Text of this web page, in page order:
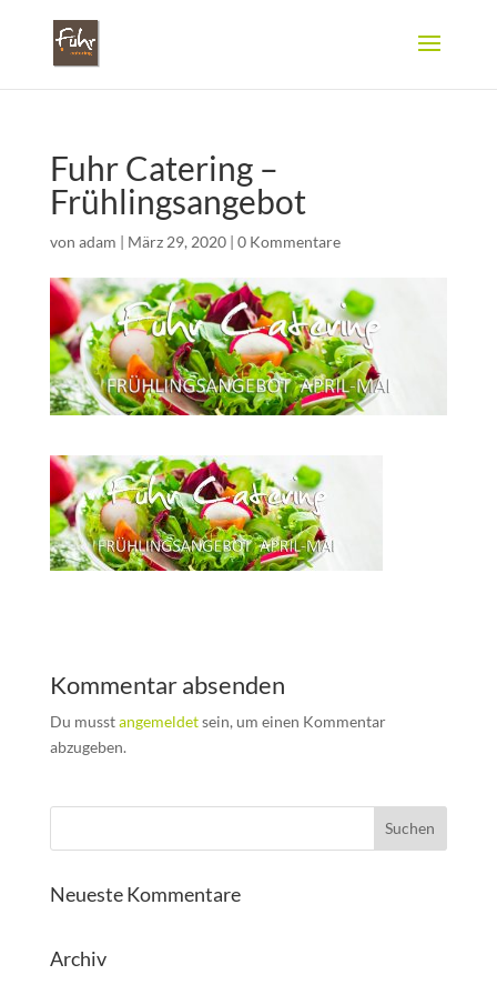
Fuhr Catering –
Frühlingsangebot
von adam | März 29, 2020| 0 Kommentare
Kommentar absenden
Du musstangemeldetsein, um einen Kommentar
abzugeben.
Neueste Kommentare
Archiv